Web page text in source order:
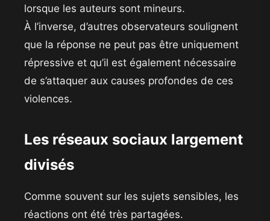
lorsque les auteurs sont mineurs.
À l’inverse, d’autres observateurs soulignent
que la réponse ne peut pas être uniquement
répressive et qu’il est également nécessaire
de s’attaquer aux causes profondes de ces
violences.
Les réseaux sociaux largement
divisés
Comme souvent sur les sujets sensibles, les
réactions ont été très partagées.